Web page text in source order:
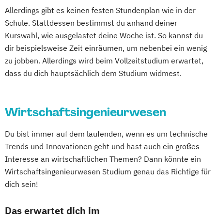
(berufsbegleitend)
Wirtschaftsingenieurwesen
Wirtschaftspsychologie & Management
International Business & Law (EN)
International Business & Management (EN)
International Health & Social Management
(EN)
MBA International Management
Management & Recht Management
Communication & IT
Communication & IT (EN)
Mechatronik
Mechatronik - Smart Technologies (EN)
Medical & Sports Technologies* (EN)
Allerdings gibt es keinen festen Stundenplan wie in der
Schule. Stattdessen bestimmst du anhand deiner
Kurswahl, wie ausgelastet deine Woche ist. So kannst du
dir beispielsweise Zeit einräumen, um nebenbei ein wenig
zu jobben. Allerdings wird beim Vollzeitstudium erwartet,
dass du dich hauptsächlich dem Studium widmest.
Wirtschaftsingenieurwesen
Du bist immer auf dem laufenden, wenn es um technische
Trends und Innovationen geht und hast auch ein großes
Interesse an wirtschaftlichen Themen? Dann könnte ein
Wirtschaftsingenieurwesen Studium genau das Richtige für
dich sein!
Das erwartet dich im